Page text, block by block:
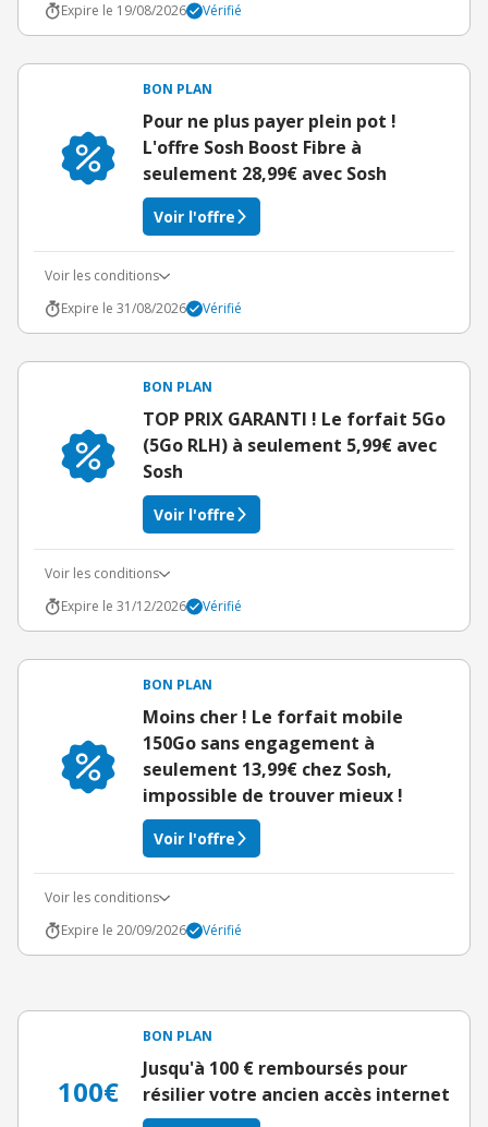
Expire le 19/08/2026
Vérifié
BON PLAN
Pour ne plus payer plein pot !
L'offre Sosh Boost Fibre à
seulement 28,99€ avec Sosh
Voir l'offre
Voir les conditions
Expire le 31/08/2026
Vérifié
BON PLAN
TOP PRIX GARANTI ! Le forfait 5Go
(5Go RLH) à seulement 5,99€ avec
Sosh
Voir l'offre
Voir les conditions
Expire le 31/12/2026
Vérifié
BON PLAN
Moins cher ! Le forfait mobile
150Go sans engagement à
seulement 13,99€ chez Sosh,
impossible de trouver mieux !
Voir l'offre
Voir les conditions
Expire le 20/09/2026
Vérifié
100€
BON PLAN
Jusqu'à 100 € remboursés pour
résilier votre ancien accès internet